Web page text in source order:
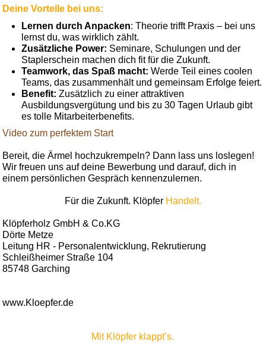
Deine Vorteile bei uns:
Lernen durch Anpacken: Theorie trifft Praxis – bei uns
lernst du, was wirklich zählt.
Zusätzliche Power: Seminare, Schulungen und der
Staplerschein machen dich fit für die Zukunft.
Teamwork, das Spaß macht: Werde Teil eines coolen
Teams, das zusammenhält und gemeinsam Erfolge feiert.
Benefit: Zusätzlich zu einer attraktiven
Ausbildungsvergütung und bis zu 30 Tagen Urlaub gibt
es tolle Mitarbeiterbenefits.
Video zum perfektem Start
Bereit, die Ärmel hochzukrempeln? Dann lass uns loslegen!
Wir freuen uns auf deine Bewerbung und darauf, dich in
einem persönlichen Gespräch kennenzulernen.
Für die Zukunft. Klöpfer Handelt.
Klöpferholz GmbH & Co.KG
Dörte Metze
Leitung HR - Personalentwicklung, Rekrutierung
Schleißheimer Straße 104
85748 Garching
www.Kloepfer.de
Mit Klöpfer klappt’s.